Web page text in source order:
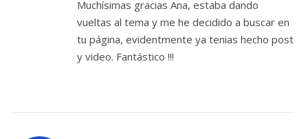
Muchísimas gracias Ana, estaba dando
vueltas al tema y me he decidido a buscar en
tu página, evidentmente ya tenias hecho post
y video. Fantástico !!!